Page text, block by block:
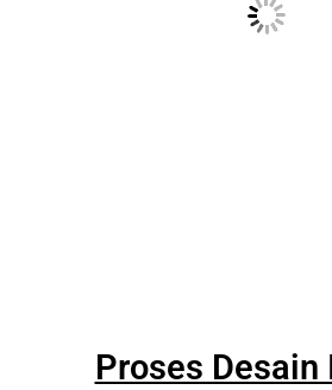
Proses Desain